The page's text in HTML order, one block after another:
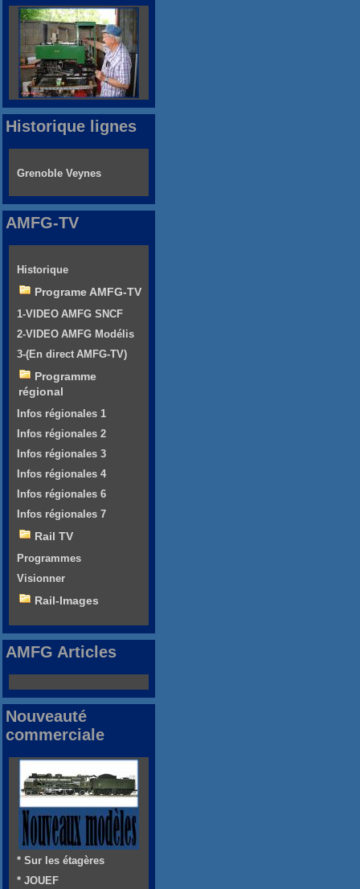
Historique lignes
Grenoble Veynes
AMFG-TV
Historique
Programe AMFG-TV
1-VIDEO AMFG SNCF
2-VIDEO AMFG Modélis
3-(En direct AMFG-TV)
Programme
régional
Infos régionales 1
Infos régionales 2
Infos régionales 3
Infos régionales 4
Infos régionales 6
Infos régionales 7
Rail TV
Programmes
Visionner
Rail-Images
AMFG Articles
Nouveauté
commerciale
* Sur les étagères
* JOUEF